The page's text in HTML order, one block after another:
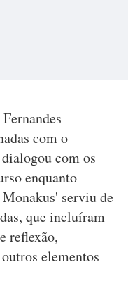
com o
com os
enquanto
serviu de
que incluíram
reflexão,
elementos